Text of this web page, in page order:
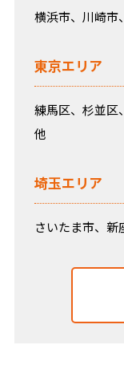
横浜市、川崎市
東京エリア
練馬区、杉並区
他
埼玉エリア
さいたま市、新